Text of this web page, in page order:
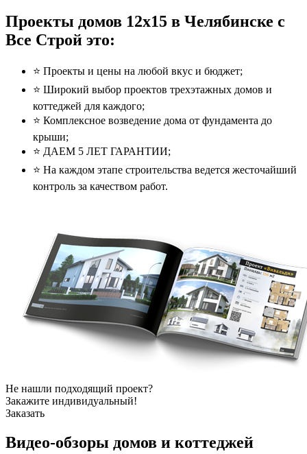
Проекты домов 12x15 в Челябинске с
Все Строй это:
⭐️ Проекты и цены на любой вкус и бюджет;
⭐️ Широкий выбор проектов трехэтажных домов и
коттеджей для каждого;
⭐️ Комплексное возведение дома от фундамента до
крыши;
⭐️ ДАЕМ 5 ЛЕТ ГАРАНТИИ;
⭐️ На каждом этапе строительства ведется жесточайший
контроль за качеством работ.
Не нашли подходящий проект?
Закажите индивидуальный!
Заказать
Видео-обзоры домов и коттеджей